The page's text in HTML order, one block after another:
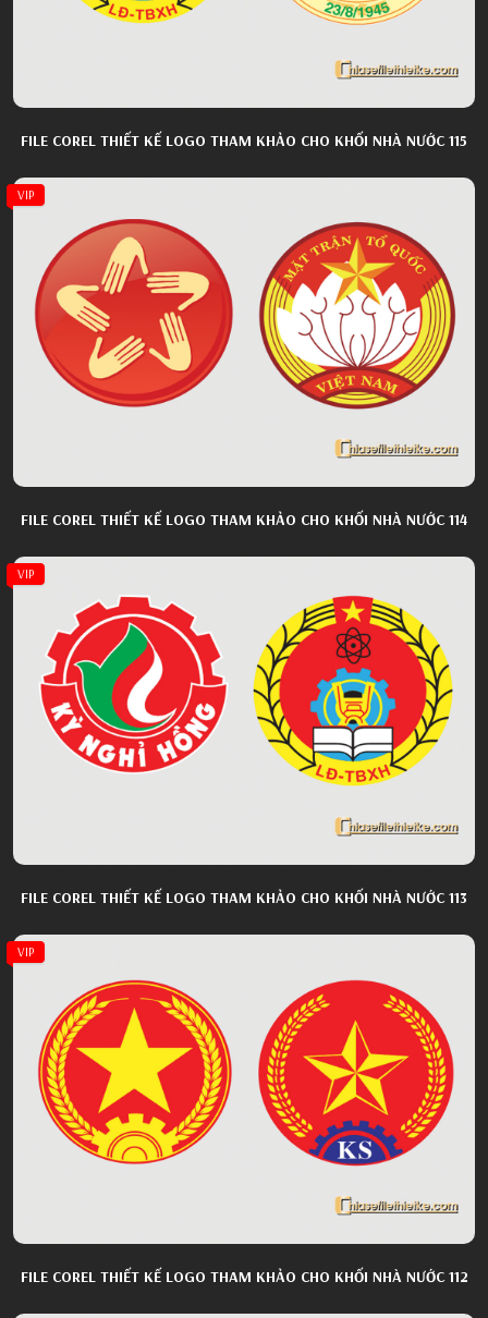
FILE COREL THIẾT KẾ LOGO THAM KHẢO CHO KHỐI NHÀ NƯỚC 115
VIP
FILE COREL THIẾT KẾ LOGO THAM KHẢO CHO KHỐI NHÀ NƯỚC 114
VIP
FILE COREL THIẾT KẾ LOGO THAM KHẢO CHO KHỐI NHÀ NƯỚC 113
VIP
FILE COREL THIẾT KẾ LOGO THAM KHẢO CHO KHỐI NHÀ NƯỚC 112